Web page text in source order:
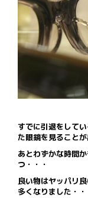
すでに引退をして
た眼鏡を見ること
あとわずかな時間
つ・・・
良い物はヤッパリ
多くなりました・・